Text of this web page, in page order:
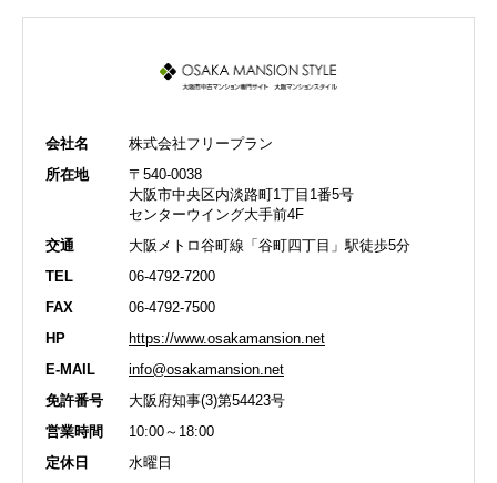
会社名
株式会社フリープラン
所在地
〒540-0038
大阪市中央区内淡路町1丁目1番5号
センターウイング大手前4F
交通
大阪メトロ谷町線「谷町四丁目」駅徒歩5分
TEL
06-4792-7200
FAX
06-4792-7500
HP
https://www.osakamansion.net
E-MAIL
info@osakamansion.net
免許番号
大阪府知事(3)第54423号
営業時間
10:00～18:00
定休日
水曜日